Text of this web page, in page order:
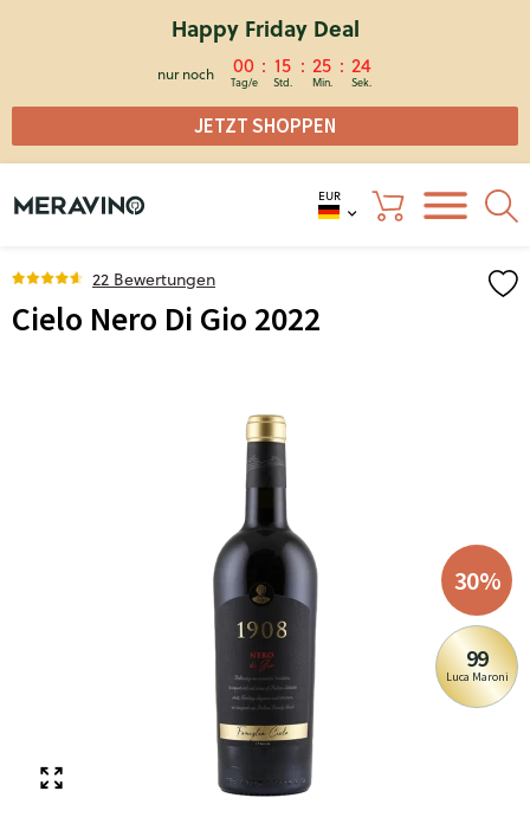
Happy Friday Deal
nur noch 00 15 25 24
JETZT SHOPPEN
EUR
22 Bewertungen
Cielo Nero Di Gio 2022
30%
99
Luca Maroni